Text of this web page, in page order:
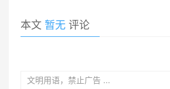
本文 暂无 评论